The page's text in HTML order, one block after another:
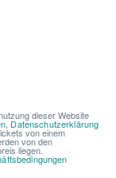
dieser Website
Datenschutzerklärung
von einem
von den
liegen.